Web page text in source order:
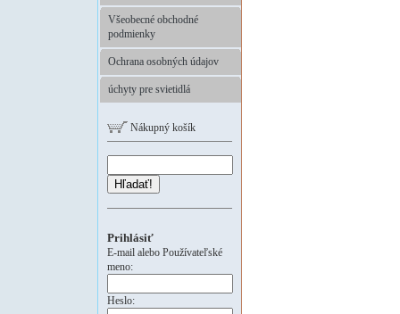
Všeobecné obchodné
podmienky
Ochrana osobných údajov
úchyty pre svietidlá
Nákupný košík
Hľadať!
Prihlásiť
E-mail alebo Používateľské
meno:
Heslo: